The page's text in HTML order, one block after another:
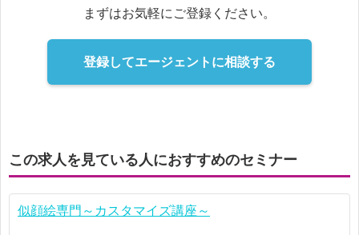
まずはお気軽にご登録ください。
登録してエージェントに相談する
この求人を見ている人におすすめのセミナー
似顔絵専門～カスタマイズ講座～